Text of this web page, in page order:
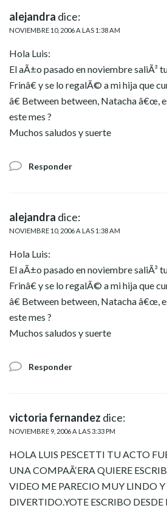
alejandra dice:
NOVIEMBRE 10, 2006 A LAS 1:38 AM
Hola Luis:
El aÃ±o pasado en noviembre saliÃ³
Frinâ€ y se lo regalÃ© a mi hija que
â€ Between between, Natacha â€œ,
este mes ?
Muchos saludos y suerte
Responder
alejandra dice:
NOVIEMBRE 10, 2006 A LAS 1:38 AM
Hola Luis:
El aÃ±o pasado en noviembre saliÃ³
Frinâ€ y se lo regalÃ© a mi hija que
â€ Between between, Natacha â€œ,
este mes ?
Muchos saludos y suerte
Responder
victoria fernandez dice:
NOVIEMBRE 9, 2006 A LAS 3:33 PM
HOLA LUIS PESCETTI TU ACTO
UNA COMPAÃ‘ERA QUIERE
VIDEO ME PARECIO MUY LINDO Y
DIVERTIDO.YOTE ESCRIBO